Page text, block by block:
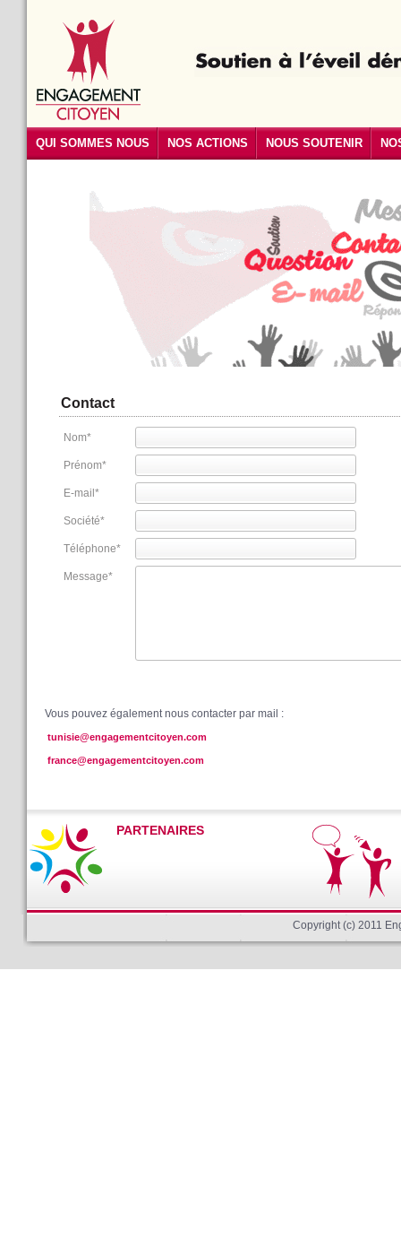
QUI SOMMES NOUS NOS ACTIONS NOUS SOUTENIR
Contact
Nom*
Prénom*
E-mail *
Société*
Téléphone*
Message*
Vous pouvez également nous contacter par mail :
tunisie@engagementcitoyen.com
france@engagementcitoyen.com
PARTENAIRES
Copyright (c) 2011